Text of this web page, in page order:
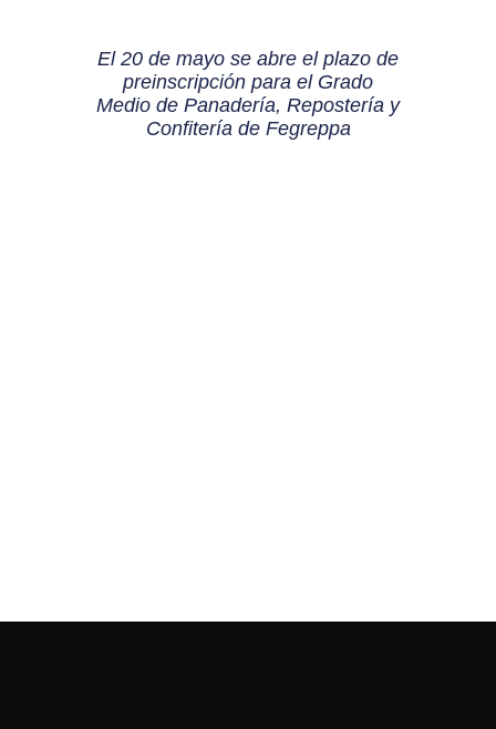
El 20 de mayo se abre el plazo de
preinscripción para el Grado
Medio de Panadería, Repostería y
Confitería de Fegreppa